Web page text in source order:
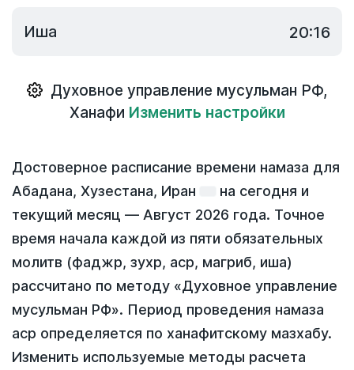
Иша 20:16
Духовное управление мусульман РФ,
Ханафи Изменить настройки
Достоверное расписание времени намаза для
Абадана, Хузестана, Иран
на сегодня и
текущий месяц — Август 2026 года. Точное
время начала каждой из пяти обязательных
молитв (фаджр, зухр, аср, магриб, иша)
рассчитано по методу «Духовное управление
мусульман РФ». Период проведения намаза
аср определяется по ханафитскому мазхабу.
Изменить используемые методы расчета